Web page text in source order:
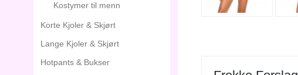
Kostymer til menn
Korte Kjoler & Skjørt
Lange Kjoler & Skjørt
Hotpants & Bukser